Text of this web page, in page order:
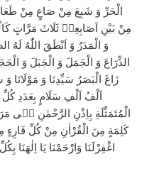
الْحَرِّ وَ شَبِعَ مِنْ صَاعٍ مِنْ
مِنْ بَيْنِ اَصَابِعِهٖ ثَلَاثَ مَرَّاتٍ
وَ الْمَدَرُ وَ اَنْطَقَ اللّٰهُ لَهُ
الذِّرَاعَ وَ الْجَمَلَ وَ الْجَبَلَ وَ
زَاغَ الْبَصَرُ سَيِّدِنَا وَ
اَلْفُ اَلْفِ سَلَامٍ بِعَدَدِ
الْمُتَمَثِّلَةِ بِاِذْنِ الرَّحْمٰنِ فٖى
كَلِمَةٍ مِنَ الْقُرْاٰنِ مِنْ كُلِّ قَارِءٍ
اغْفِرْلَنَا وَارْحَمْنَا يَا